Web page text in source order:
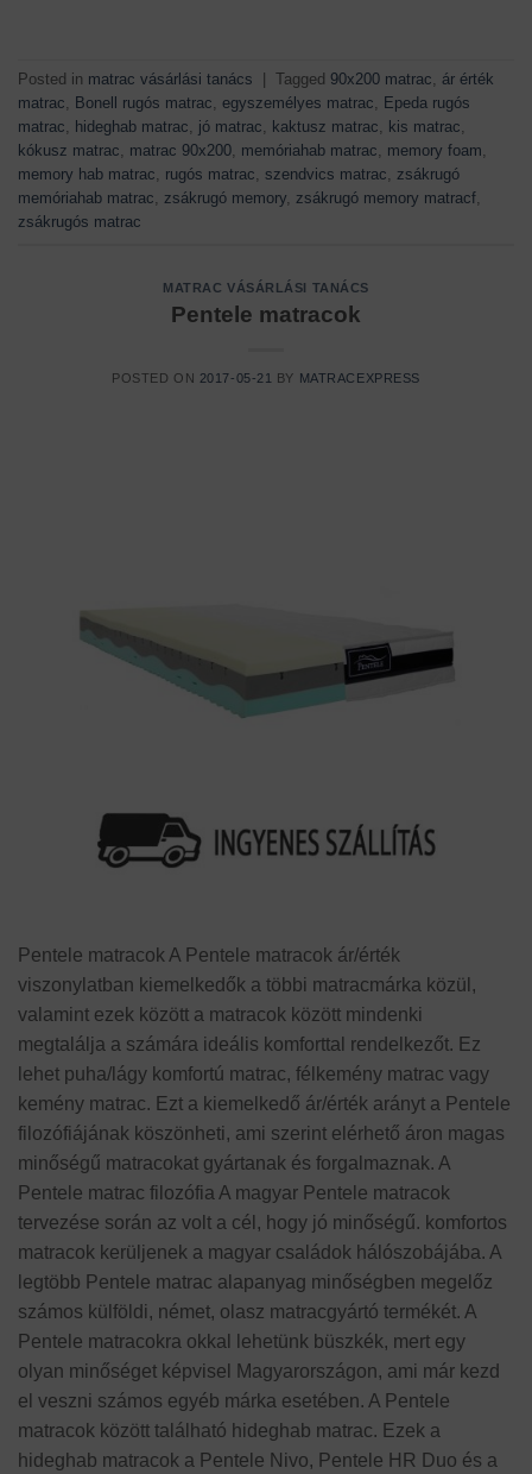
Posted in matrac vásárlási tanács Tagged 90x200 matrac ár érték
matrac
Bonell rugós matrac egyszemélyes matrac
Epeda rugós
matrac
hideghab matrac jó matrac kaktusz matrac kis matrac
kókusz matrac
matrac 90x200 memóriahab matrac memory foam
memory hab matrac
rugós matrac szendvics matrac
zsákrugó
memóriahab matrac
zsákrugó memory zsákrugó memory matracf
zsákrugós matrac
MATRAC VÁSÁRLÁSI TANÁCS
Pentele matracok
POSTED ON 2017-05-21 BY MATRACEXPRESS
Pentele matracok A Pentele matracok ár/érték
viszonylatban kiemelkedők a többi matracmárka közül,
valamint ezek között a matracok között mindenki
megtalálja a számára ideális komforttal rendelkezőt. Ez
lehet puha/lágy komfortú matrac, félkemény matrac vagy
kemény matrac. Ezt a kiemelkedő ár/érték arányt a Pentele
filozófiájának köszönheti, ami szerint elérhető áron magas
minőségű matracokat gyártanak és forgalmaznak. A
Pentele matrac filozófia A magyar Pentele matracok
tervezése során az volt a cél, hogy jó minőségű. komfortos
matracok kerüljenek a magyar családok hálószobájába. A
legtöbb Pentele matrac alapanyag minőségben megelőz
számos külföldi, német, olasz matracgyártó termékét. A
Pentele matracokra okkal lehetünk büszkék, mert egy
olyan minőséget képvisel Magyarországon, ami már kezd
el veszni számos egyéb márka esetében. A Pentele
matracok között található hideghab matrac. Ezek a
hideghab matracok a Pentele Nivo, Pentele HR Duo és a